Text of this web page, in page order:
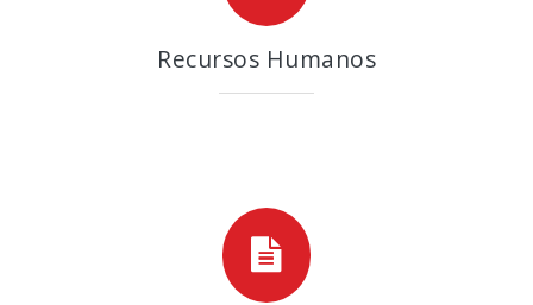
Recursos Humanos